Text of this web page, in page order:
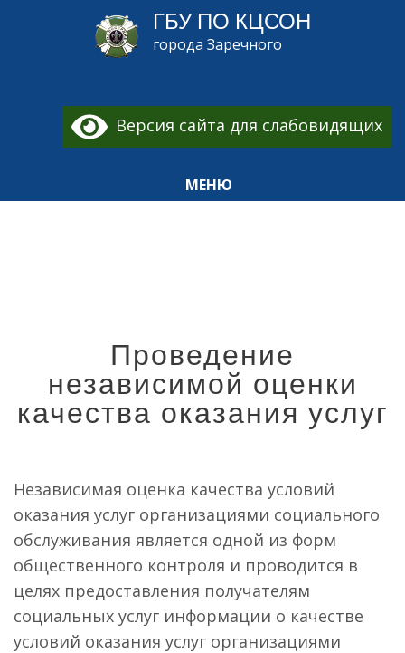
ГБУ ПО КЦСОН
города Заречного
Версия сайта для слабовидящих
МЕНЮ
Проведение
независимой оценки
качества оказания услуг
Независимая оценка качества условий
оказания услуг организациями социального
обслуживания является одной из форм
общественного контроля и проводится в
целях предоставления получателям
социальных услуг информации о качестве
условий оказания услуг организациями